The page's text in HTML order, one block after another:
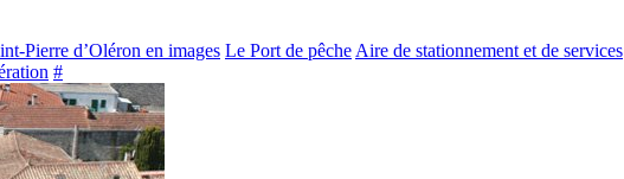
Pierre d’Oléron en images Le Port de pêche Aire de stationnement et de services
#